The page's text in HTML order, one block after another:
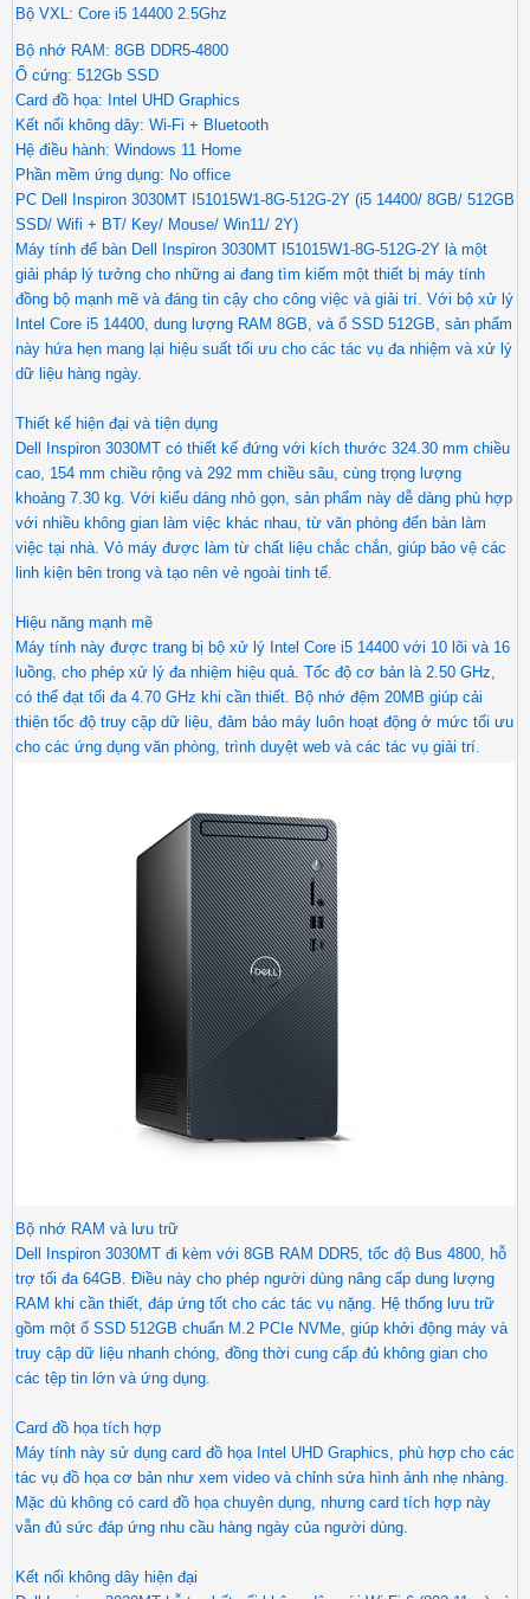
Bộ VXL: Core i5 14400 2.5Ghz
Bộ nhớ RAM: 8GB DDR5-4800
Ổ cứng: 512Gb SSD
Card đồ họa: Intel UHD Graphics
Kết nối không dây: Wi-Fi + Bluetooth
Hệ điều hành: Windows 11 Home
Phần mềm ứng dụng: No office
PC Dell Inspiron 3030MT I51015W1-8G-512G-2Y (i5 14400/ 8GB/ 512GB
SSD/ Wifi + BT/ Key/ Mouse/ Win11/ 2Y)
Máy tính để bàn Dell Inspiron 3030MT I51015W1-8G-512G-2Y là một
giải pháp lý tưởng cho những ai đang tìm kiếm một thiết bị máy tính
đồng bộ mạnh mẽ và đáng tin cậy cho công việc và giải trí. Với bộ xử lý
Intel Core i5 14400, dung lượng RAM 8GB, và ổ SSD 512GB, sản phẩm
này hứa hẹn mang lại hiệu suất tối ưu cho các tác vụ đa nhiệm và xử lý
dữ liệu hàng ngày.
Thiết kế hiện đại và tiện dụng
Dell Inspiron 3030MT có thiết kế đứng với kích thước 324.30 mm chiều
cao, 154 mm chiều rộng và 292 mm chiều sâu, cùng trọng lượng
khoảng 7.30 kg. Với kiểu dáng nhỏ gọn, sản phẩm này dễ dàng phù hợp
với nhiều không gian làm việc khác nhau, từ văn phòng đến bàn làm
việc tại nhà. Vỏ máy được làm từ chất liệu chắc chắn, giúp bảo vệ các
linh kiện bên trong và tạo nên vẻ ngoài tinh tế.
Hiệu năng mạnh mẽ
Máy tính này được trang bị bộ xử lý Intel Core i5 14400 với 10 lõi và 16
luồng, cho phép xử lý đa nhiệm hiệu quả. Tốc độ cơ bản là 2.50 GHz,
có thể đạt tối đa 4.70 GHz khi cần thiết. Bộ nhớ đệm 20MB giúp cải
thiện tốc độ truy cập dữ liệu, đảm bảo máy luôn hoạt động ở mức tối ưu
cho các ứng dụng văn phòng, trình duyệt web và các tác vụ giải trí.
Bộ nhớ RAM và lưu trữ
Dell Inspiron 3030MT đi kèm với 8GB RAM DDR5, tốc độ Bus 4800, hỗ
trợ tối đa 64GB. Điều này cho phép người dùng nâng cấp dung lượng
RAM khi cần thiết, đáp ứng tốt cho các tác vụ nặng. Hệ thống lưu trữ
gồm một ổ SSD 512GB chuẩn M.2 PCIe NVMe, giúp khởi động máy và
truy cập dữ liệu nhanh chóng, đồng thời cung cấp đủ không gian cho
các tệp tin lớn và ứng dụng.
Card đồ họa tích hợp
Máy tính này sử dụng card đồ họa Intel UHD Graphics, phù hợp cho các
tác vụ đồ họa cơ bản như xem video và chỉnh sửa hình ảnh nhẹ nhàng.
Mặc dù không có card đồ họa chuyên dụng, nhưng card tích hợp này
vẫn đủ sức đáp ứng nhu cầu hàng ngày của người dùng.
Kết nối không dây hiện đại